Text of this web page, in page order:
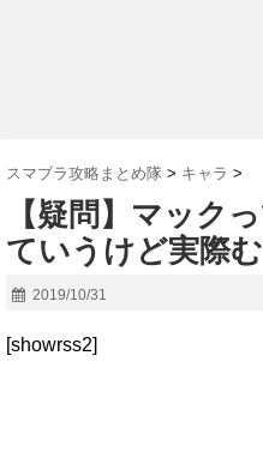
スマブラ攻略まとめ隊 > キャラ >
【疑問】マック
ていうけど実際
2019/10/31
[showrss2]